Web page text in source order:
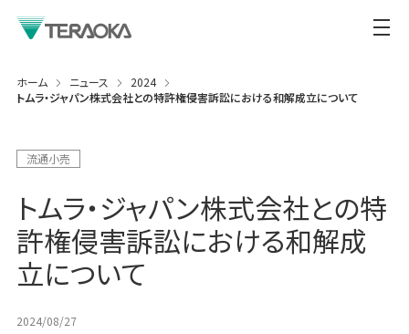
ホーム ニュース
2024
トムラ・ジャパン株式会社との特許権侵害訴訟における和解成立について
流通小売
トムラ・ジャパン株式会社との特
許権侵害訴訟における和解成
立について
2024/08/27